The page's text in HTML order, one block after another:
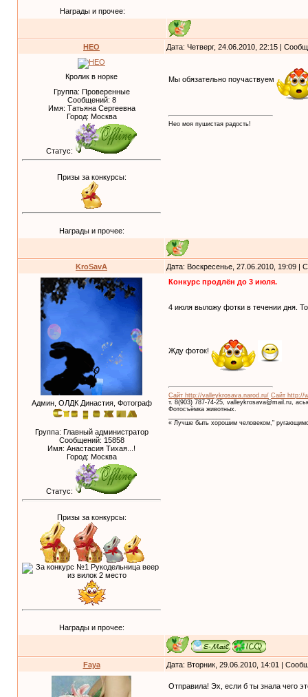
Награды и прочее:
НЕО Дата: Четверг, 24.06.2010, 22:15 |
Кролик в норке
Группа: Проверенные
Сообщений: 8
Имя: Татьяна Сергеевна
Город: Москва
Статус:
Призы за конкурсы:
Награды и прочее:
Мы обязательно поучаствуем
Нео моя пушистая радость!
KroSavA Дата: Воскресенье, 27.06.2010, 19:09 |
Админ, ОЛДК Династия, Фотограф
Группа: Главный администратор
Сообщений: 15858
Имя: Анастасия Тихая...!
Город: Москва
Статус:
Призы за конкурсы:
Награды и прочее:
Конкурс продлён до 3 июля.
4 июля выложу фотки в течении дня.
Жду фоток!
Сайт http://valleykrosava.narod.ru/ Сайт http://
т. 8(903) 787-74-25, valleykrosava@mail.ru,
Фотосъёмка животных.
« Лучше быть хорошим человеком,"
Faya Дата: Вторник, 29.06.2010, 14:01 |
Отправила! Эх, если б ты знала чего